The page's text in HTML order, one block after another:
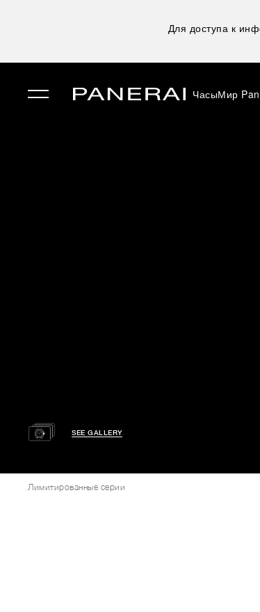
Для доступа к
ЧасыМир
SEE GALLERY
Лимитированные серии